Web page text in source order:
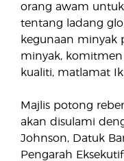
orang awam
tentang ladang
kegunaan minyak
minyak,
kualiti, matlamat
Majlis potong
akan disulami
Johnson, Datuk
Pengarah